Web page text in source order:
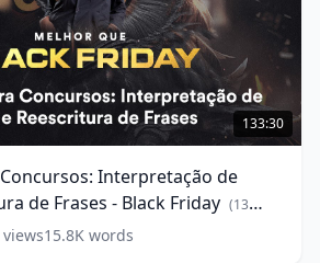
133:30
Interpretação de
de Frases - Black Friday (13
views15.8K words